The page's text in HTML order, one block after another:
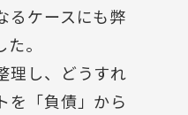
るケースにも弊
。
理し、どうすれ
を「負債」から